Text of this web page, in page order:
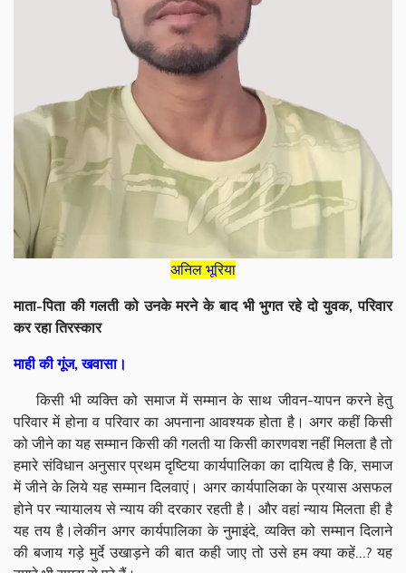
अनिल भूरिया
माता-पिता की गलती को उनके मरने के बाद भी भुगत रहे दो युवक, परिवार
कर रहा तिरस्कार
माही की गूंज, खवासा।
किसी भी व्यक्ति को समाज में सम्मान के साथ जीवन-यापन करने हेतु
परिवार में होना व परिवार का अपनाना आवश्यक होता है। अगर कहीं किसी
को जीने का यह सम्मान किसी की गलती या किसी कारणवश नहीं मिलता है तो
हमारे संविधान अनुसार प्रथम दृष्टिया कार्यपालिका का दायित्व है कि, समाज
में जीने के लिये यह सम्मान दिलवाएं। अगर कार्यपालिका के प्रयास असफल
होने पर न्यायालय से न्याय की दरकार रहती है। और वहां न्याय मिलता ही है
यह तय है।लेकीन अगर कार्यपालिका के नुमाइंदे, व्यक्ति को सम्मान दिलाने
की बजाय गड़े मुर्दे उखाड़ने की बात कही जाए तो उसे हम क्या कहें...? यह